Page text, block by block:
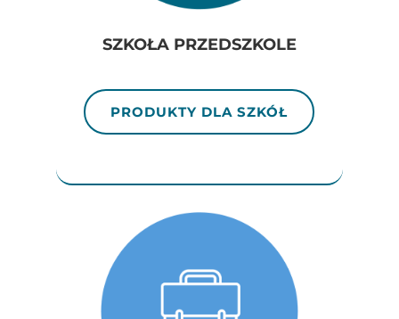
SZKOŁA PRZEDSZKOLE
PRODUKTY DLA SZKÓŁ